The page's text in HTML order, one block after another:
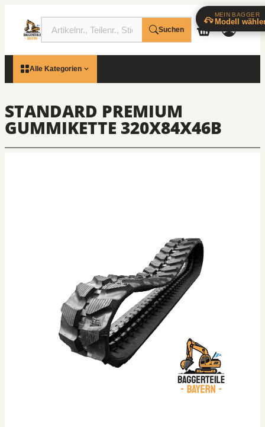
Suchen
Alle Kategorien
STANDARD PREMIUM
GUMMIKETTE 320X84X46B
MEIN BAGGER
Modell